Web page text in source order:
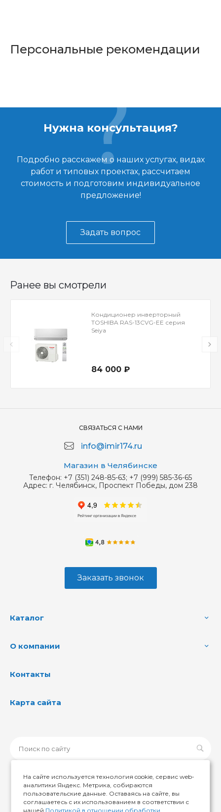
Персональные рекомендации
Нужна консультация?
Подробно расскажем о наших услугах, видах
работ и типовых проектах, рассчитаем
стоимость и подготовим индивидуальное
предложение!
Задать вопрос
Ранее вы смотрели
Кондиционер инверторный
TOSHIBA RAS-13CVG-EE серия
Seiya
84 000 ₽
СВЯЗАТЬСЯ С НАМИ
info@imir174.ru
Магазин в Челябинске
Телефон: +7 (351) 248-85-63; +7 (999) 585-36-65
Адрес: г. Челябинск, Проспект Победы, дом 238
Заказать звонок
Каталог
О компании
Контакты
Карта сайта
© 2026 ИМИР174, Все права защищены
На сайте используется технология cookie, сервис web-
аналитики Яндекс. Метрика, собираются
пользовательские данные. Оставаясь на сайте, вы
соглашаетесь с их использованием в соответствии с
нашей Политикой в отношении обработки